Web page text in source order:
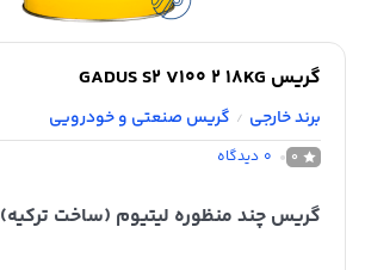
گریس GADUS S2 V100 2 18KG
برند خارجی / گریس صنعتی و خودرویی
0
0 دیدگاه
گریس چند منظوره لیتیوم (ساخت ترکیه)